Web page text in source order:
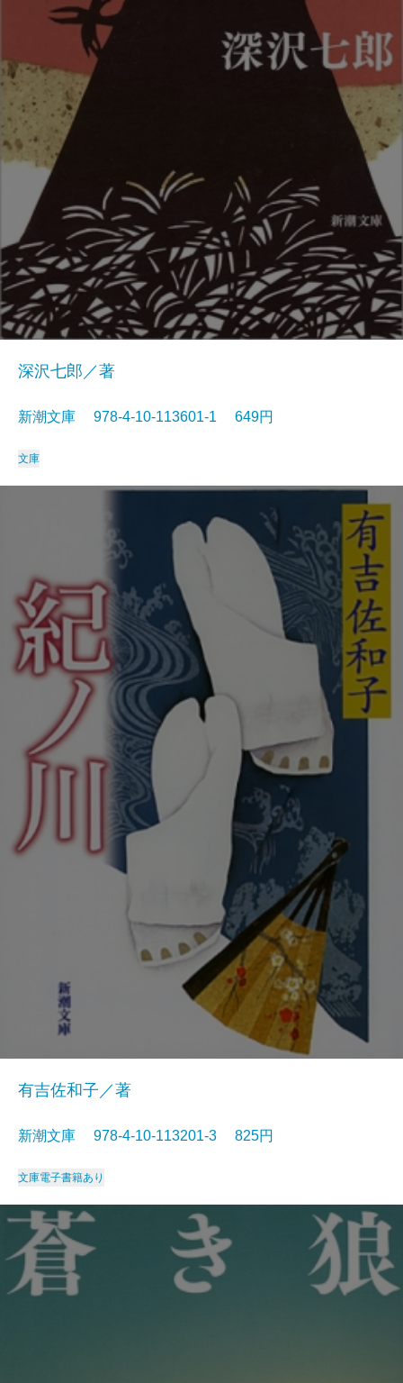
深沢七郎／著
新潮文庫 978-4-10-113601-1 649円
文庫
有吉佐和子／著
新潮文庫 978-4-10-113201-3 825円
文庫電子書籍あり